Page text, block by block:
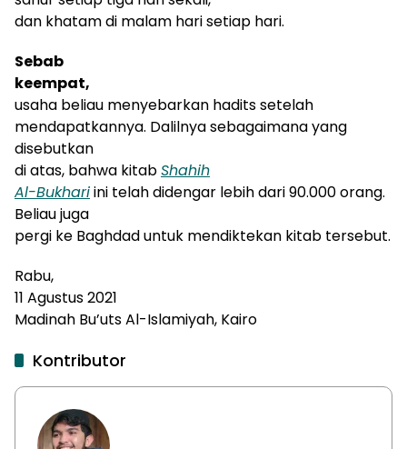
dan khatam di malam hari setiap hari.
Sebab
keempat,
usaha beliau menyebarkan haditssetelah
mendapatkannya. Dalilnya sebagaimana yang
disebutkan
di atas, bahwa kitabShahih
Al-Bukhariini telah didengar lebih dari 90.000 orang.
Beliau juga
pergi ke Baghdad untuk mendiktekan kitab tersebut.
Rabu,
11 Agustus 2021
Madinah Bu’uts Al-Islamiyah, Kairo
Kontributor